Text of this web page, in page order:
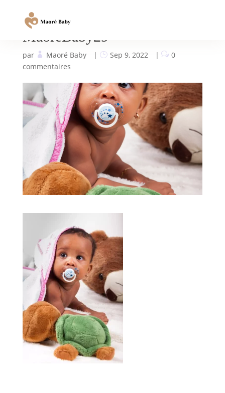
MaoreBaby29
par Maoré Baby | Sep 9, 2022 |
0
commentaires